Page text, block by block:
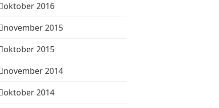
oktober 2016
november 2015
oktober 2015
november 2014
oktober 2014